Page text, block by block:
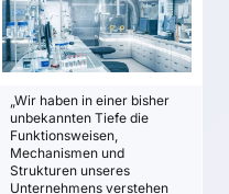
Kundengruppen
analysiert.
Die Entwicklung der
Visionskandidaten hat
dazu geführt, mehrere
potenzielle
Ausrichtungsmöglichkeiten
des Unternehmens zu
überprüfen und zu
„Wir haben in einer bisher
unbekannten Tiefe die
Funktionsweisen,
Mechanismen und
Strukturen unseres
Unternehmens verstehen
ZIELE
Erarbeitung einer
Zukunftsstrategie
Klärung der
Zukunftsausrichtung im
Zuge des
Generationenwechsels
in der Geschäftsführung